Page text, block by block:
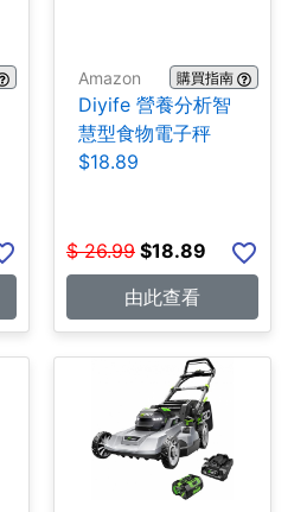
Amazon 購買指南
Diyife 營養分析智
慧型食物電子秤
$18.89
$ 26.99 $18.89
由此查看